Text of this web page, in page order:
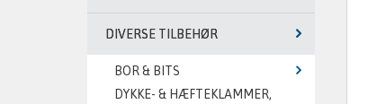
DIVERSE TILBEHØR
BOR & BITS
DYKKE- & HÆFTEKLAMMER,